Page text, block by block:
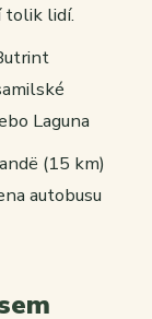
tolik lidí.
Laguna
(15 km)
autobusu